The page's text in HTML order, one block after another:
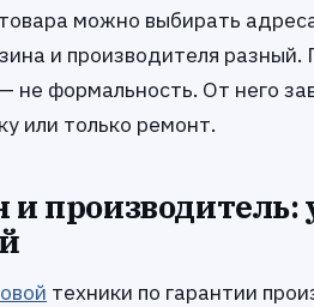
можно выбирать
и производителя
не формальность. От него
или только ремонт.
и производитель:
техники по гарантии